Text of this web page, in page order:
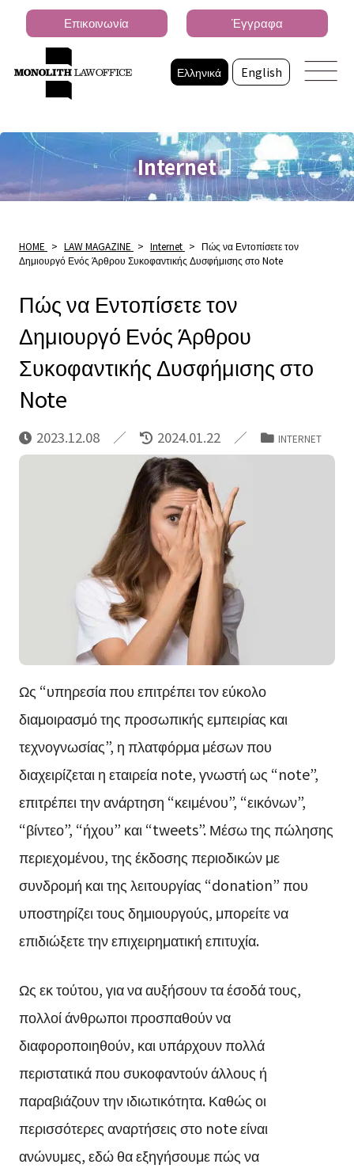
Ελληνικά English
Επικοινωνία Έγγραφα
Internet
HOME > LAW MAGAZINE > Internet > Πώς να Εντοπίσετε τον
Δημιουργό Ενός Άρθρου Συκοφαντικής Δυσφήμισης στο Note
Πώς να Εντοπίσετε τον
Δημιουργό Ενός Άρθρου
Συκοφαντικής Δυσφήμισης στο
Note
2023.12.08 2024.01.22 INTERNET
Ως “υπηρεσία που επιτρέπει τον εύκολο
διαμοιρασμό της προσωπικής εμπειρίας και
τεχνογνωσίας”, η πλατφόρμα μέσων που
διαχειρίζεται η εταιρεία note, γνωστή ως “note”,
επιτρέπει την ανάρτηση “κειμένου”, “εικόνων”,
“βίντεο”, “ήχου” και “tweets”. Μέσω της πώλησης
περιεχομένου, της έκδοσης περιοδικών με
συνδρομή και της λειτουργίας “donation” που
υποστηρίζει τους δημιουργούς, μπορείτε να
επιδιώξετε την επιχειρηματική επιτυχία.
Ως εκ τούτου, για να αυξήσουν τα έσοδά τους,
πολλοί άνθρωποι προσπαθούν να
διαφοροποιηθούν, και υπάρχουν πολλά
περιστατικά που συκοφαντούν άλλους ή
παραβιάζουν την ιδιωτικότητα. Καθώς οι
περισσότερες αναρτήσεις στο note είναι
ανώνυμες, εδώ θα εξηγήσουμε πώς να